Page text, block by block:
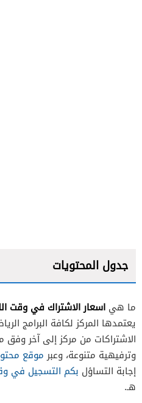
جدول المحتويات
سعر اشتراك وقت
سعر اشتراك وقت
سعر اشتراك وقت
ما هي اسعار الاشتراك في وقت
يعتمدها المركز لكافة البرامج
الاشتراكات من مركز إلى آخر
وترفيهية متنوعة، وعبرموقع
إجابة التساؤل بكم التسجيل في
هـ.